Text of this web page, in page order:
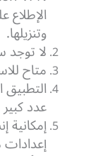
الإطلاع
وتنزيلها.
لا
متاح
عدد